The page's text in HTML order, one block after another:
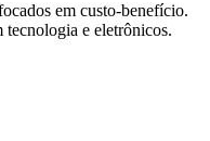
em custo-benefício.
e eletrônicos.